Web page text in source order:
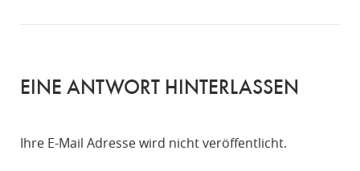
EINE ANTWORT HINTERLASSEN
Ihre E-Mail Adresse wird nicht veröffentlicht.